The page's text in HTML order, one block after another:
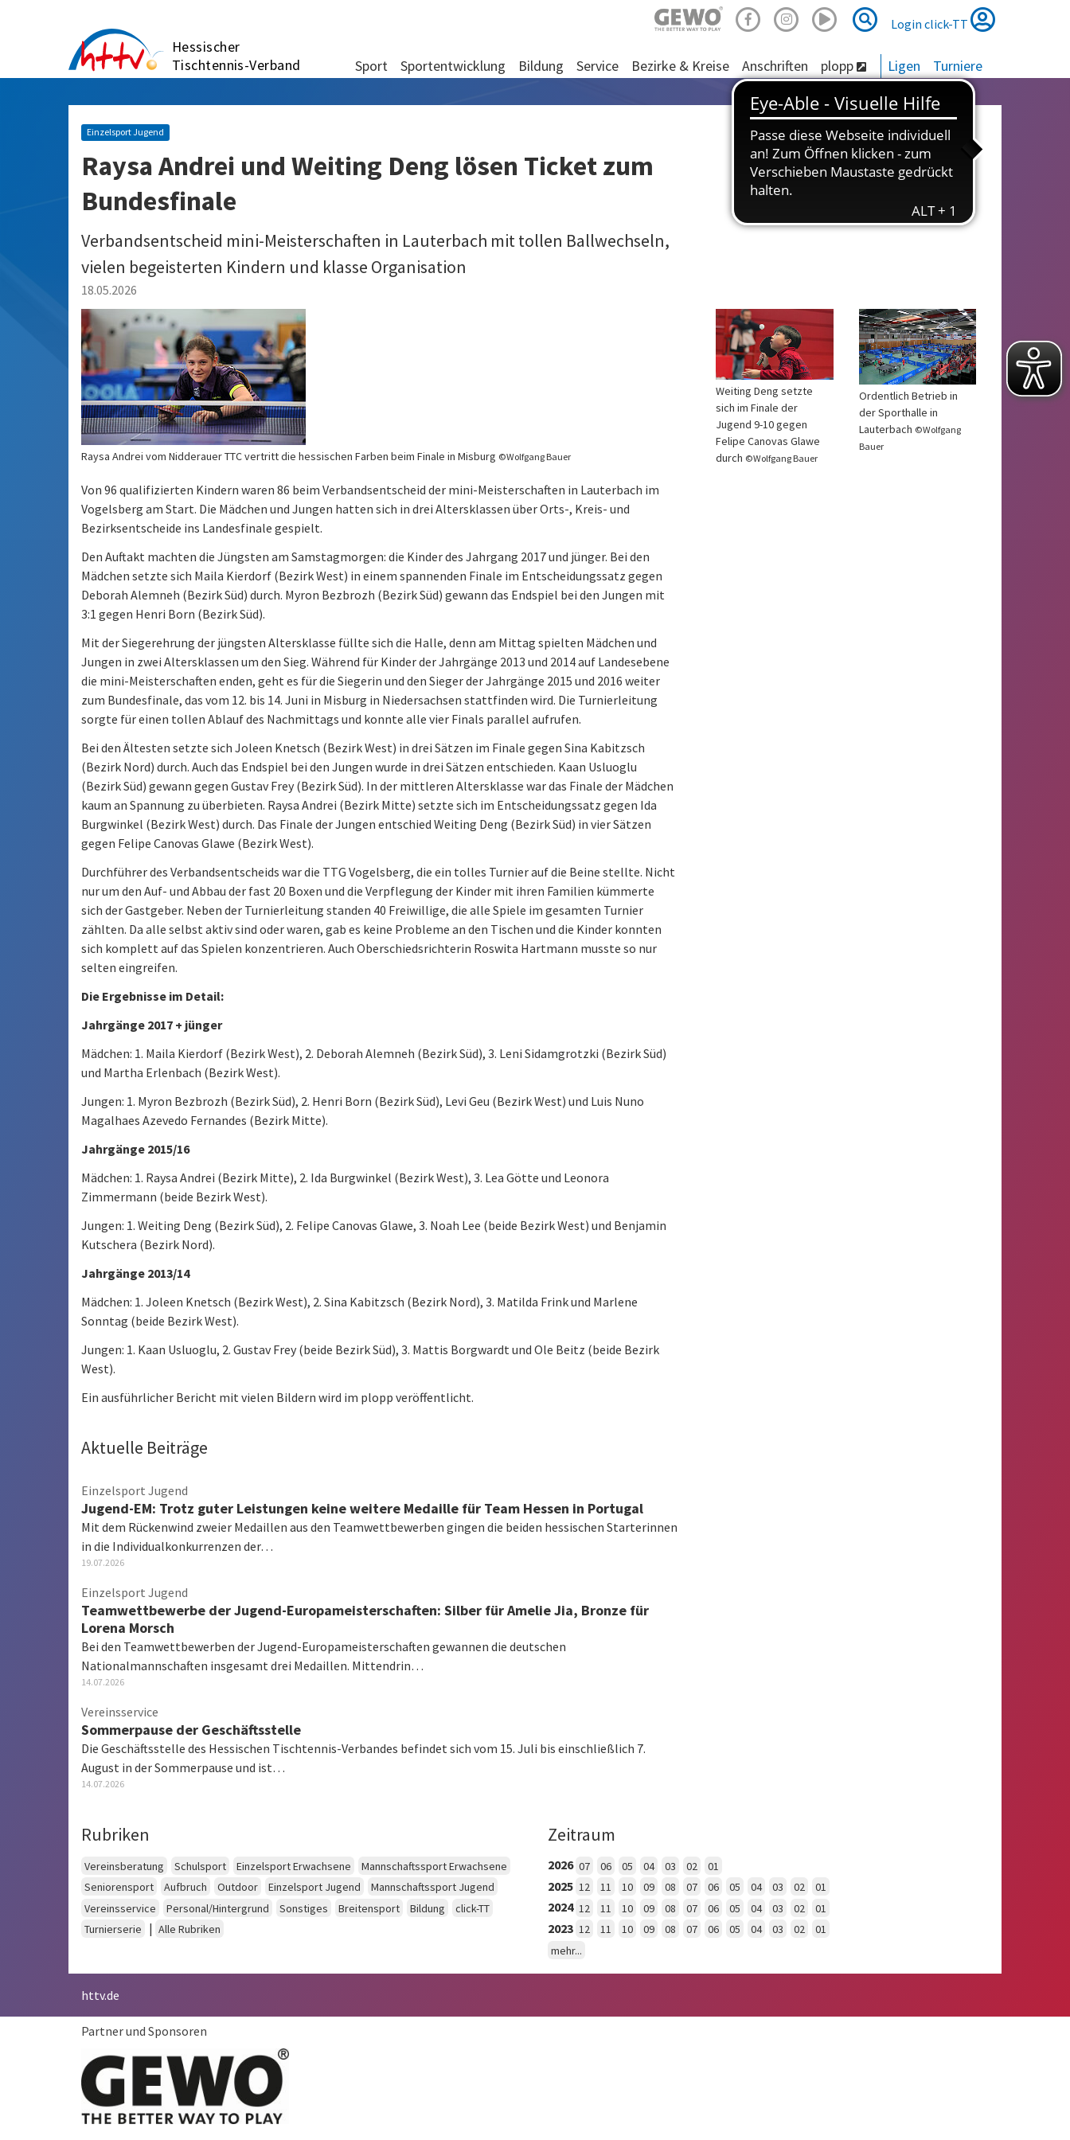
Hessischer
Tischtennis-Verband
Suche
Suche
Login click-TT
Sport Sportentwicklung Bildung Service Bezirke & Kreise Anschriften plopp Ligen Turniere
Einzelsport Jugend
Raysa Andrei und Weiting Deng lösen Ticket zum
Bundesfinale
Verbandsentscheid mini-Meisterschaften in Lauterbach mit tollen Ballwechseln,
vielen begeisterten Kindern und klasse Organisation
18.05.2026
Raysa Andrei vom Nidderauer TTC vertritt die hessischen Farben beim Finale in Misburg ©Wolfgang Bauer
Von 96 qualifizierten Kindern waren 86 beim Verbandsentscheid der mini-Meisterschaften in Lauterbach im
Vogelsberg am Start. Die Mädchen und Jungen hatten sich in drei Altersklassen über Orts-, Kreis- und
Bezirksentscheide ins Landesfinale gespielt.
Den Auftakt machten die Jüngsten am Samstagmorgen: die Kinder des Jahrgang 2017 und jünger. Bei den
Mädchen setzte sich Maila Kierdorf (Bezirk West) in einem spannenden Finale im Entscheidungssatz gegen
Deborah Alemneh (Bezirk Süd) durch. Myron Bezbrozh (Bezirk Süd) gewann das Endspiel bei den Jungen mit
3:1 gegen Henri Born (Bezirk Süd).
Mit der Siegerehrung der jüngsten Altersklasse füllte sich die Halle, denn am Mittag spielten Mädchen und
Jungen in zwei Altersklassen um den Sieg. Während für Kinder der Jahrgänge 2013 und 2014 auf Landesebene
die mini-Meisterschaften enden, geht es für die Siegerin und den Sieger der Jahrgänge 2015 und 2016 weiter
zum Bundesfinale, das vom 12. bis 14. Juni in Misburg in Niedersachsen stattfinden wird. Die Turnierleitung
sorgte für einen tollen Ablauf des Nachmittags und konnte alle vier Finals parallel aufrufen.
Bei den Ältesten setzte sich Joleen Knetsch (Bezirk West) in drei Sätzen im Finale gegen Sina Kabitzsch
(Bezirk Nord) durch. Auch das Endspiel bei den Jungen wurde in drei Sätzen entschieden. Kaan Usluoglu
(Bezirk Süd) gewann gegen Gustav Frey (Bezirk Süd). In der mittleren Altersklasse war das Finale der Mädchen
kaum an Spannung zu überbieten. Raysa Andrei (Bezirk Mitte) setzte sich im Entscheidungssatz gegen Ida
Burgwinkel (Bezirk West) durch. Das Finale der Jungen entschied Weiting Deng (Bezirk Süd) in vier Sätzen
gegen Felipe Canovas Glawe (Bezirk West).
Durchführer des Verbandsentscheids war die TTG Vogelsberg, die ein tolles Turnier auf die Beine stellte. Nicht
nur um den Auf- und Abbau der fast 20 Boxen und die Verpflegung der Kinder mit ihren Familien kümmerte
sich der Gastgeber. Neben der Turnierleitung standen 40 Freiwillige, die alle Spiele im gesamten Turnier
zählten. Da alle selbst aktiv sind oder waren, gab es keine Probleme an den Tischen und die Kinder konnten
sich komplett auf das Spielen konzentrieren. Auch Oberschiedsrichterin Roswita Hartmann musste so nur
selten eingreifen.
Die Ergebnisse im Detail:
Jahrgänge 2017 + jünger
Mädchen: 1. Maila Kierdorf (Bezirk West), 2. Deborah Alemneh (Bezirk Süd), 3. Leni Sidamgrotzki (Bezirk Süd)
und Martha Erlenbach (Bezirk West).
Jungen: 1. Myron Bezbrozh (Bezirk Süd), 2. Henri Born (Bezirk Süd), Levi Geu (Bezirk West) und Luis Nuno
Magalhaes Azevedo Fernandes (Bezirk Mitte).
Jahrgänge 2015/16
Mädchen: 1. Raysa Andrei (Bezirk Mitte), 2. Ida Burgwinkel (Bezirk West), 3. Lea Götte und Leonora
Zimmermann (beide Bezirk West).
Jungen: 1. Weiting Deng (Bezirk Süd), 2. Felipe Canovas Glawe, 3. Noah Lee (beide Bezirk West) und Benjamin
Kutschera (Bezirk Nord).
Jahrgänge 2013/14
Mädchen: 1. Joleen Knetsch (Bezirk West), 2. Sina Kabitzsch (Bezirk Nord), 3. Matilda Frink und Marlene
Sonntag (beide Bezirk West).
Jungen: 1. Kaan Usluoglu, 2. Gustav Frey (beide Bezirk Süd), 3. Mattis Borgwardt und Ole Beitz (beide Bezirk
West).
Ein ausführlicher Bericht mit vielen Bildern wird im plopp veröffentlicht.
Weiting Deng setzte
sich im Finale der
Jugend 9-10 gegen
Felipe Canovas Glawe
durch ©Wolfgang Bauer
Ordentlich Betrieb in
der Sporthalle in
Lauterbach ©Wolfgang
Bauer
Aktuelle Beiträge
Einzelsport Jugend
Jugend-EM: Trotz guter Leistungen keine weitere Medaille für Team Hessen in Portugal
Mit dem Rückenwind zweier Medaillen aus den Teamwettbewerben gingen die beiden hessischen Starterinnen
in die Individualkonkurrenzen der…
19.07.2026
Einzelsport Jugend
Teamwettbewerbe der Jugend-Europameisterschaften: Silber für Amelie Jia, Bronze für
Lorena Morsch
Bei den Teamwettbewerben der Jugend-Europameisterschaften gewannen die deutschen
Nationalmannschaften insgesamt drei Medaillen. Mittendrin…
14.07.2026
Vereinsservice
Sommerpause der Geschäftsstelle
Die Geschäftsstelle des Hessischen Tischtennis-Verbandes befindet sich vom 15. Juli bis einschließlich 7.
August in der Sommerpause und ist…
14.07.2026
Rubriken
Vereinsberatung Schulsport Einzelsport Erwachsene
Mannschaftssport Erwachsene
Seniorensport
Aufbruch Outdoor Einzelsport Jugend
Mannschaftssport Jugend
Vereinsservice
Personal/Hintergrund Sonstiges Breitensport Bildung
click-TT
Turnierserie
| Alle Rubriken
Zeitraum
2026 07 06 05 04 03 02 01
2025 12 11 10 09 08 07 06 05 04 03 02 01
2024 12 11 10 09 08 07 06 05 04 03 02 01
2023 12 11 10 09 08 07 06 05 04 03 02
01
mehr...
httv.de
Partner und Sponsoren